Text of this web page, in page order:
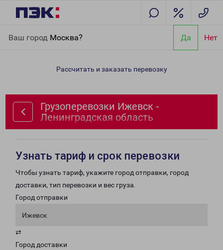
Ваш город Москва? Да Нет
Ленинградская область
Рассчитать и заказать перевозку
Грузоперевозки Ижевск -
Ленинградская область
Узнать тариф и срок перевозки
Чтобы узнать тариф, укажите город отправки, город
доставки, тип перевозки и вес груза.
Город отправки
Ижевск
⇄
Город доставки